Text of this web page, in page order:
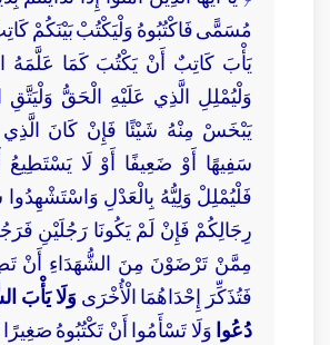
مُسَمًّى فَاكْتُبُوهُ وَلْيَكْتُبْ بَيْنَكُمْ
يَأْبَ كَاتِبٌ أَنْ يَكْتُبَ كَمَا عَلَّمَهُ
وَلْيُمْلِلِ الَّذِي عَلَيْهِ الْحَقُّ وَلْيَتَّقِ
يَبْخَسْ مِنْهُ شَيْئًا فَإِنْ كَانَ
سَفِيهًا أَوْ ضَعِيفًا أَوْ لَا
فَلْيُمْلِلْ وَلِيُّهُ بِالْعَدْلِ
رِجَالِكُمْ فَإِنْ لَمْ يَكُونَا رَجُلَيْنِ
مِمَّنْ تَرْضَوْنَ مِنَ الشُّهَدَاءِ أَنْ
فَتُذَكِّرَ إِحْدَاهُمَا الْأُخْرَى وَلَا يَأْبَ
دُعُواوَلَا تَسْأَمُوا أَنْ تَكْتُبُوهُ صَغِيرًا